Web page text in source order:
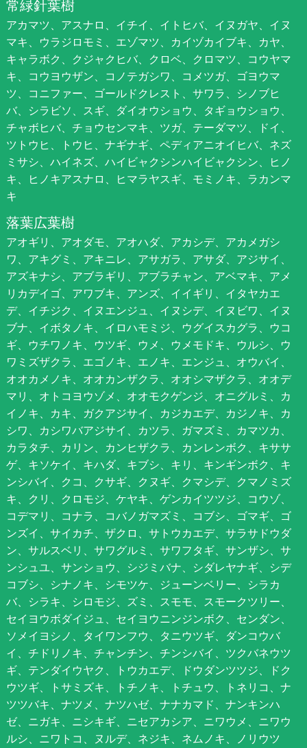
常緑針葉樹
アカマツ、アスナロ、イチイ、イトヒバ、イヌガヤ、イヌ
マキ、ウラジロモミ、エゾマツ、カイヅカイブキ、カヤ、
キャラボク、クジャクヒバ、クロベ、クロマツ、コウヤマ
キ、コウヨウザン、コノテガシワ、コメツガ、ゴヨウマ
ツ、コニファー、ゴールドクレスト、サワラ、シノブヒ
バ、シラビソ、スギ、ダイオウショウ、タギョウショウ、
チャボヒバ、チョウセンマキ、ツガ、テーダマツ、ドイ、
ツトウヒ、トウヒ、ナギナギ、ペディアニオイヒバ、ネズ
ミサシ、ハイネズ、ハイビャクシンハイビャクシン、ヒノ
キ、ヒノキアスナロ、ヒマラヤスギ、モミノキ、ラカンマ
キ
落葉広葉樹
アオギリ、アオダモ、アオハダ、アカシデ、アカメガシ
ワ、アキグミ、アキニレ、アサガラ、アサダ、アジサイ、
アズキナシ、アブラギリ、アブラチャン、アベマキ、アメ
リカデイゴ、アワブキ、アンズ、イイギリ、イタヤカエ
デ、イチジク、イヌエンジュ、イヌシデ、イヌビワ、イヌ
ブナ、イボタノキ、イロハモミジ、ウグイスカグラ、ウコ
ギ、ウチワノキ、ウツギ、ウメ、ウメモドキ、ウルシ、ウ
ワミズザクラ、エゴノキ、エノキ、エンジュ、オウバイ、
オオカメノキ、オオカンザクラ、オオシマザクラ、オオデ
マリ、オトコヨウゾメ、オオモクゲンジ、オニグルミ、カ
イノキ、カキ、ガクアジサイ、カジカエデ、カジノキ、カ
シワ、カシワバアジサイ、カツラ、ガマズミ、カマツカ、
カラタチ、カリン、カンヒザクラ、カンレンボク、キササ
ゲ、キソケイ、キハダ、キブシ、キリ、キンギンボク、キ
ンシバイ、クコ、クサギ、クヌギ、クマシデ、クマノミズ
キ、クリ、クロモジ、ケヤキ、ゲンカイツツジ、コウゾ、
コデマリ、コナラ、コバノガマズミ、コブシ、ゴマギ、ゴ
ンズイ、サイカチ、ザクロ、サトウカエデ、サラサドウダ
ン、サルスベリ、サワグルミ、サワフタギ、サンザシ、サ
ンシュユ、サンショウ、シジミバナ、シダレヤナギ、シデ
コブシ、シナノキ、シモツケ、ジューンベリー、シラカ
バ、シラキ、シロモジ、ズミ、スモモ、スモークツリー、
セイヨウボダイジュ、セイヨウニンジンボク、センダン、
ソメイヨシノ、タイワンフウ、タニウツギ、ダンコウバ
イ、チドリノキ、チャンチン、チンシバイ、ツクバネウツ
ギ、テンダイウヤク、トウカエデ、ドウダンツツジ、ドク
ウツギ、トサミズキ、トチノキ、トチュウ、トネリコ、ナ
ツツバキ、ナツメ、ナツハゼ、ナナカマド、ナンキンハ
ゼ、ニガキ、ニシキギ、ニセアカシア、ニワウメ、ニワウ
ルシ、ニワトコ、ヌルデ、ネジキ、ネムノキ、ノリウツ